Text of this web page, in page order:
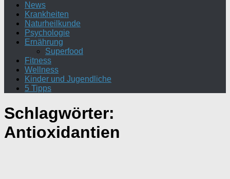
News
Krankheiten
Naturheilkunde
Psychologie
Ernährung
Superfood
Fitness
Wellness
Kinder und Jugendliche
5 Tipps
Schlagwörter:
Antioxidantien